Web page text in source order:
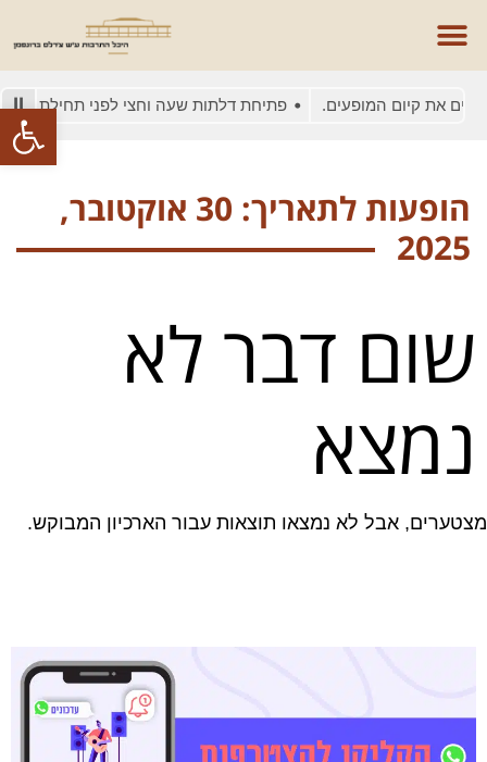
פתח את קיום המופעים. פתיחת דלתות שעה וחצי לפני תחילת
הופעות לתאריך: 30 אוקטובר,
2025
שום דבר לא
נמצא
מצטערים, אבל לא נמצאו תוצאות עבור הארכיון המבוקש.